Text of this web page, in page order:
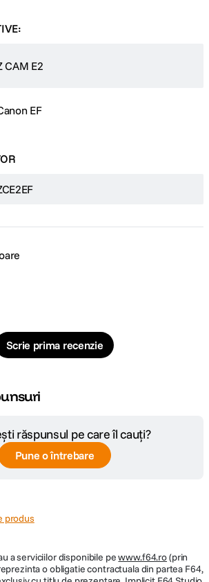
CAM E2
EF
Scrie prima recenzie
răspunsul pe care îl cauți?
Pune o întrebare
produs
a serviciilor disponibile pewww.f64.ro(prin
o obligatie contractuala din partea F64,